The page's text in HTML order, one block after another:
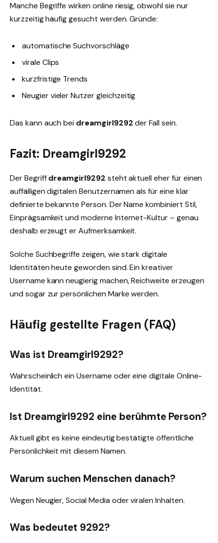
Manche Begriffe wirken online riesig, obwohl sie nur
kurzzeitig häufig gesucht werden. Gründe:
automatische Suchvorschläge
virale Clips
kurzfristige Trends
Neugier vieler Nutzer gleichzeitig
Das kann auch bei dreamgirl9292der Fall sein.
Fazit: Dreamgirl9292
Der Begriffdreamgirl9292 steht aktuell eher für einen
auffälligen digitalen Benutzernamen als für eine klar
definierte bekannte Person. Der Name kombiniert Stil,
Einprägsamkeit und moderne Internet-Kultur – genau
deshalb erzeugt er Aufmerksamkeit.
Solche Suchbegriffe zeigen, wie stark digitale
Identitäten heute geworden sind. Ein kreativer
Username kann neugierig machen, Reichweite erzeugen
und sogar zur persönlichen Marke werden.
Häufig gestellte Fragen (FAQ)
Was ist Dreamgirl9292?
Wahrscheinlich ein Username oder eine digitale Online-
Identität.
Ist Dreamgirl9292 eine berühmte Person?
Aktuell gibt es keine eindeutig bestätigte öffentliche
Persönlichkeit mit diesem Namen.
Warum suchen Menschen danach?
Wegen Neugier, Social Media oder viralen Inhalten.
Was bedeutet 9292?